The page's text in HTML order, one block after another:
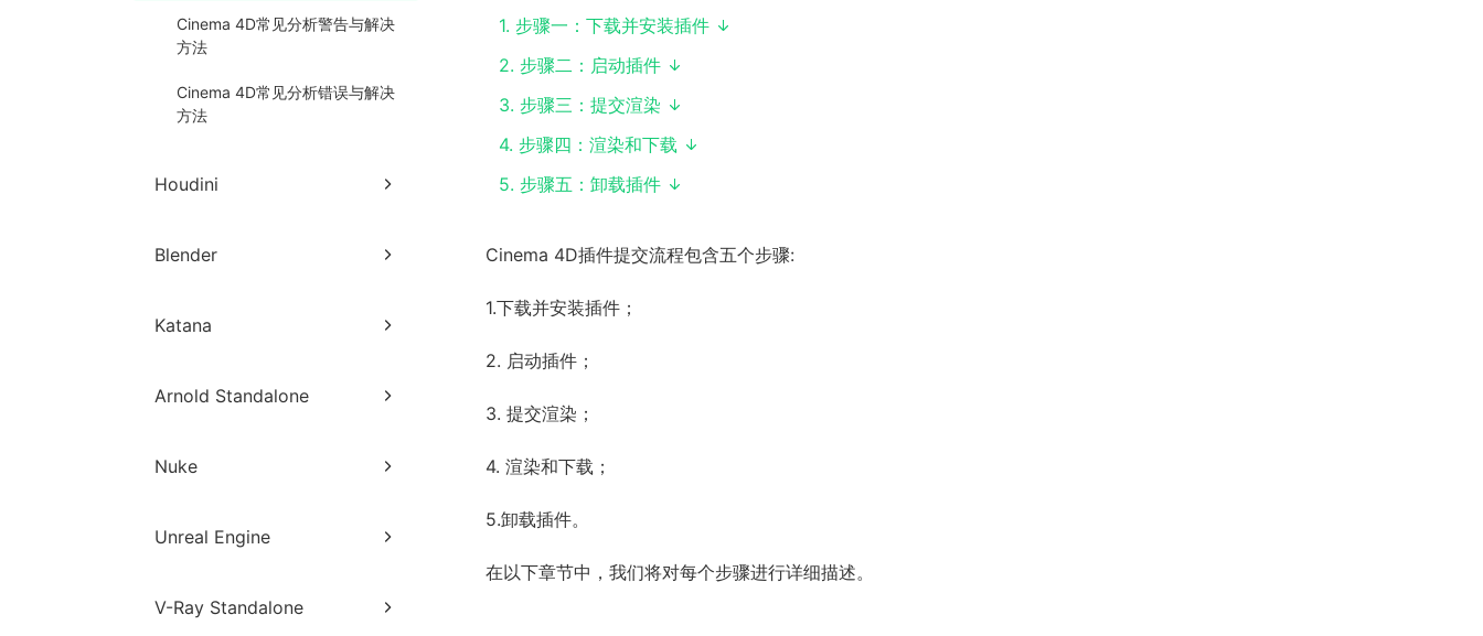
3ds Max常见分析错误与解决方
法
法
Cinema 4D常见分析警告与解决
方法
Cinema 4D常见分析错误与解决
方法
Houdini
Blender
Blender常见出图异常与解决方
Katana
Arnold Standalone
教程
Nuke
Unreal Engine
V-Ray Standalone
1. 步骤一：下载并安装插件
2. 步骤二：启动插件
3. 步骤三：提交渲染
4. 步骤四：渲染和下载
5. 步骤五：卸载插件
Cinema 4D插件提交流程包含五个步骤:
1.下载并安装插件；
2. 启动插件；
3. 提交渲染；
4. 渲染和下载；
5.卸载插件。
在以下章节中，我们将对每个步骤进行详细描述。